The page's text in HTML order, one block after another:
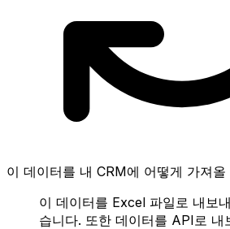
이 데이터를 내 CRM에 어떻게 가져올
이 데이터를 Excel 파일로 내보
습니다. 또한 데이터를 API로 내